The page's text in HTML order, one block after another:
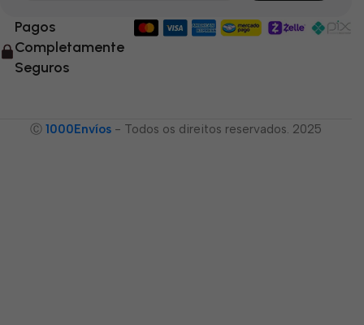
Pagos
Completamente
Seguros
Ⓒ 1000Envíos - Todos os direitos reservados. 2025